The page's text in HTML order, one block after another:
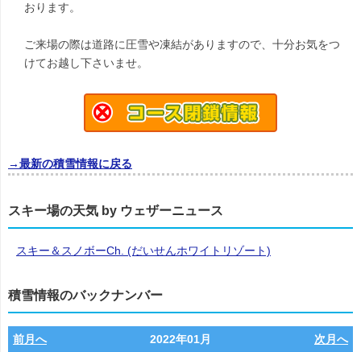
おります。
ご来場の際は道路に圧雪や凍結がありますので、十分お気をつ
けてお越し下さいませ。
→最新の積雪情報に戻る
スキー場の天気 by ウェザーニュース
スキー＆スノボーCh. (だいせんホワイトリゾート)
積雪情報のバックナンバー
前月へ 2022年01月 次月へ